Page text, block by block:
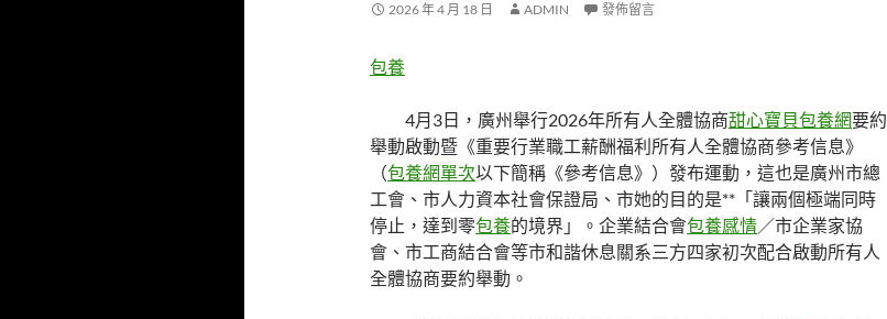
2026 年 4 月 18 日 ADMIN 發佈留言
包養
4月3日，廣州舉行2026年所有人全體協商甜心寶貝包養網要約
舉動啟動暨《重要行業職工薪酬福利所有人全體協商參考信息》
（包養網單次以下簡稱《參考信息》）發布運動，這也是廣州市總
工會、市人力資本社會保證局、市她的目的是**「讓兩個極端同時
停止，達到零包養的境界」。企業結合會包養感情／市企業家協
會、市工商結合會等市和諧休息關系三方四家初次配合啟動所有人
全體協商要約舉動。